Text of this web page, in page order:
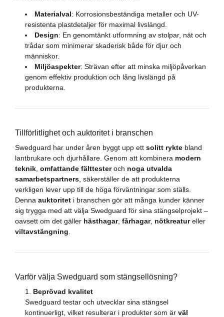
Materialval: Korrosionsbeständiga metaller och UV-
resistenta plastdetaljer för maximal livslängd.
Design: En genomtänkt utformning av stolpar, nät och
trådar som minimerar skaderisk både för djur och
människor.
Miljöaspekter: Strävan efter att minska miljöpåverkan
genom effektiv produktion och lång livslängd på
produkterna.
Tillförlitlighet och auktoritet i branschen
Swedguard har under åren byggt upp ett solitt rykte bland
lantbrukare och djurhållare. Genom att kombinera modern
teknik omfattande fälttesteroch noga utvalda
samarbetspartners , säkerställer de att produkterna
verkligen lever upp till de höga förväntningar som ställs.
Denna auktoritet i branschen gör att många kunder känner
sig trygga med att välja Swedguard för sina stängselprojekt –
oavsett om det gäller hästhagar, fårhagar, nötkreatureller
viltavstängning
Varför välja Swedguard som stängsellösning?
Beprövad kvalitet
Swedguard testar och utvecklar sina stängsel
kontinuerligt, vilket resulterar i produkter som är väl